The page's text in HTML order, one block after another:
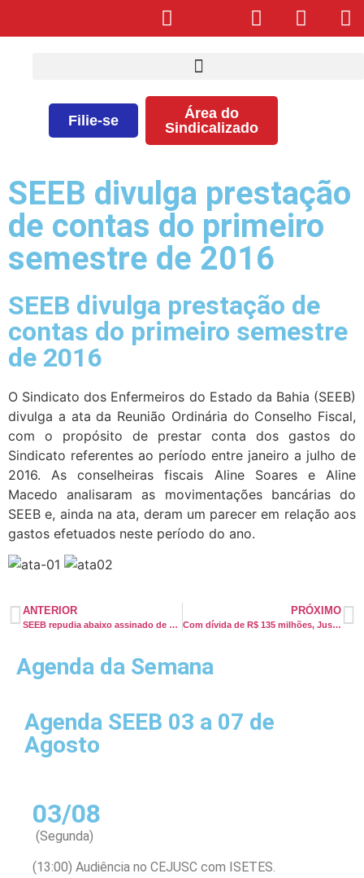
Filie-se
Área do
Sindicalizado
SEEB divulga prestação
de contas do primeiro
semestre de 2016
SEEB divulga prestação de
contas do primeiro semestre
de 2016
O Sindicato dos Enfermeiros do Estado da Bahia (SEEB)
divulga a ata da Reunião Ordinária do Conselho Fiscal,
com o propósito de prestar conta dos gastos do
Sindicato referentes ao período entre janeiro a julho de
2016. As conselheiras fiscais Aline Soares e Aline
Macedo analisaram as movimentações bancárias do
SEEB e, ainda na ata, deram um parecer em relação aos
gastos efetuados neste período do ano.
ANTERIOR
SEEB repudia abaixo assinado de médicos para não dividir espaço com Enfermeiros
PRÓXIMO
Com dívida de R$ 135 milhões, Justiça determina venda do Hospital Espanhol
Agenda da Semana
Agenda SEEB 03 a 07 de
Agosto
03/08
(Segunda)
(13:00) Audiência no CEJUSC com ISETES.